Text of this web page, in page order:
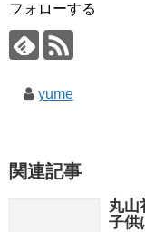
フォローする
yume
関連記事
丸山
子供